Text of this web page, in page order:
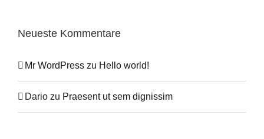
Neueste Kommentare
Mr WordPress zu Hello world!
Dario zu Praesent ut sem dignissim